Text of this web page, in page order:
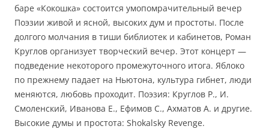
баре «Кокошка» состоится умопомрачительный вечер
Поэзии живой и ясной, высоких дум и простоты. После
долгого молчания в тиши библиотек и кабинетов, Роман
Круглов организует творческий вечер. Этот концерт —
подведение некоторого промежуточного итога. Яблоко
по прежнему падает на Ньютона, культура гибнет, люди
меняются, любовь проходит. Поэзия: Круглов Р., И.
Смоленский, Иванова Е., Ефимов С., Ахматов А. и другие.
Высокие думы и простота: Shokalsky Revenge.